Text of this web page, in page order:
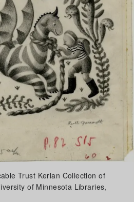
Trust Kerlan Collection of
of Minnesota Libraries,